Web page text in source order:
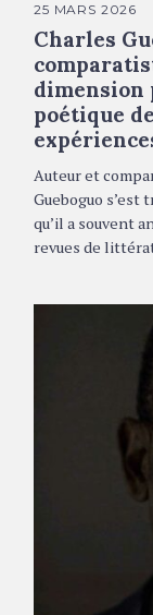
T
É
G
O
R
I
E
S
25 MARS 2026
Charles
dimension
poétique
Auteur et
Gueboguo s’est
qu’il a souvent
revues de